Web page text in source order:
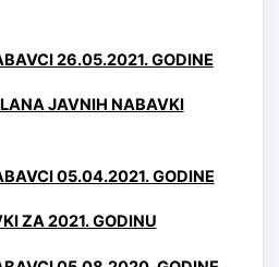
26.05.2021. GODINE
JAVNIH NABAVKI
05.04.2021. GODINE
ZA 2021. GODINU